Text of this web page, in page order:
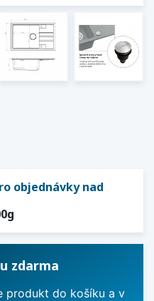
objednávky nad
zdarma
produkt do košíku a v